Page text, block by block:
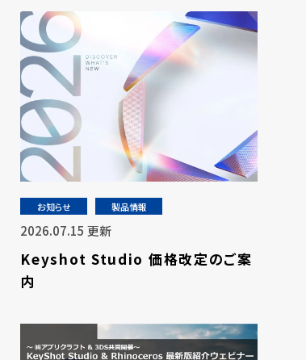
お知らせ 製品情報
2026.07.15 更新
Keyshot Studio 価格改定のご案
内